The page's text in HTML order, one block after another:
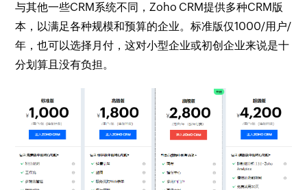
与其他一些CRM系统不同，Zoho CRM提供多种CRM版
本，以满足各种规模和预算的企业。标准版仅1000/用户/
年，也可以选择月付，这对小型企业或初创企业来说是十
分划算且没有负担。